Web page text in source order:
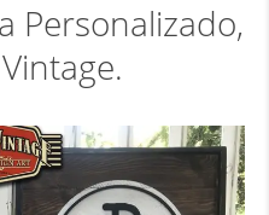
Personalizado,